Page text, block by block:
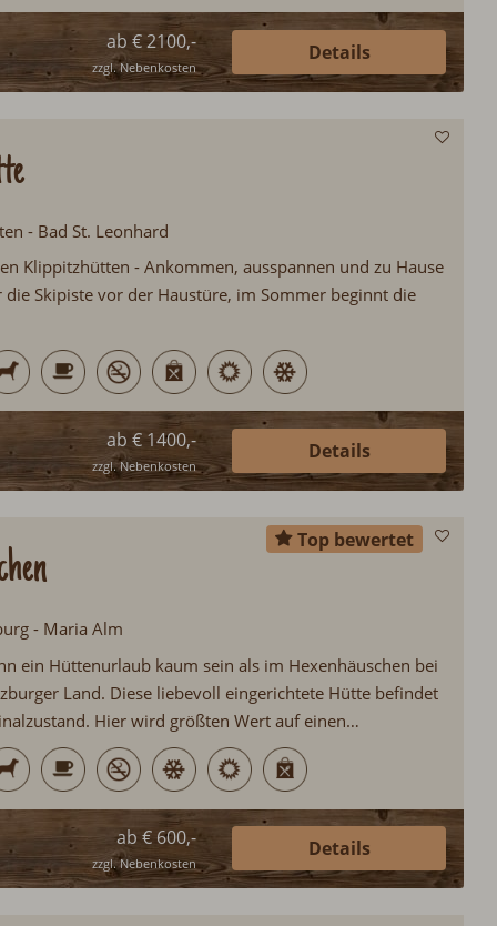
ab € 2100,-
zzgl. Nebenkosten
Details
- Bad St. Leonhard
Klippitzhütten - Ankommen, ausspannen und zu Hause
Skipiste vor der Haustüre, im Sommer beginnt die
ab € 1400,-
zzgl. Nebenkosten
Details
Top bewertet
- Maria Alm
ein Hüttenurlaub kaum sein als im Hexenhäuschen bei
Land. Diese liebevoll eingerichtete Hütte befindet
Hier wird größten Wert auf einen
anno dazumal gelegt. Ideal für Pärchen, welche sich mal
möchten…
ab € 600,-
zzgl. Nebenkosten
Details